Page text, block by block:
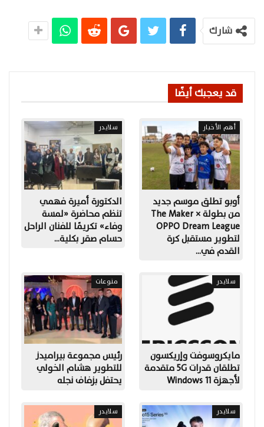
شارك
قد يعجبك أيضًا
أهم الأخبار
أوبو تطلق موسم جديد
من بطولة The Maker ×
OPPO Dream League
لتطوير مستقبل كرة
القدم في…
سلايدر
الدكتورة أميرة فهمي
تنظم محاضرة «لمسة
وفاء» تكريمًا للفنان الراحل
حسام صقر بكلية…
سلايدر
مايكروسوفت وإريكسون
تطلقان قدرات 5G متقدمة
لأجهزة Windows 11
منوعات
رئيس مجموعة بيراميدز
للتطوير هشام الخولي
يحتفل بزفاف نجله
سلايدر سلايدر